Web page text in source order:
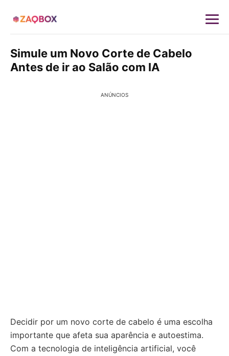
Simule um Novo Corte de Cabelo
Antes de ir ao Salão com IA
ANÚNCIOS
Decidir por um novo corte de cabelo é uma escolha
importante que afeta sua aparência e autoestima.
Com a tecnologia de inteligência artificial, você